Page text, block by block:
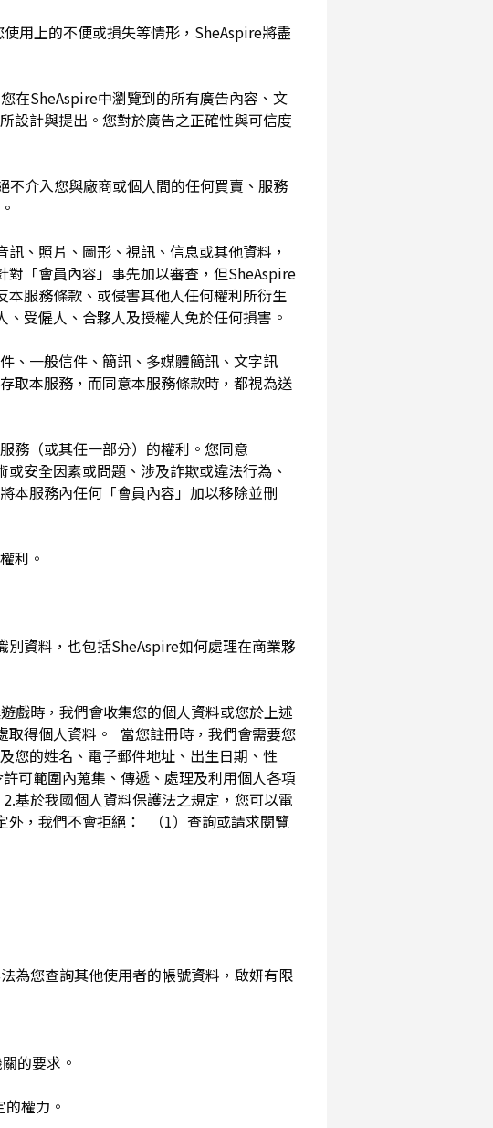
用上的不便或損失等情形，SheAspire將盡
在SheAspire中瀏覽到的所有廣告內容、文
設計與提出。您對於廣告之正確性與可信度
介入您與廠商或個人間的任何買賣、服務
、照片、圖形、視訊、信息或其他資料，
「會員內容」事先加以審查，但SheAspire
服務條款、或侵害其他人任何權利所衍生
受僱人、合夥人及授權人免於任何損害。
、一般信件、簡訊、多媒體簡訊、文字訊
取本服務，而同意本服務條款時，都視為送
務（或其任一部分）的權利。您同意
安全因素或問題、涉及詐欺或違法行為、
本服務內任何「會員內容」加以移除並刪
利。
資料，也包括SheAspire如何處理在商業夥
戲時，我們會收集您的個人資料或您於上述
取得個人資料。 當您註冊時，我們會需要您
您的姓名、電子郵件地址、出生日期、性
可範圍內蒐集、傳遞、處理及利用個人各項
基於我國個人資料保護法之規定，您可以電
外，我們不會拒絕： （1）查詢或請求閱覽
為您查詢其他使用者的帳號資料，啟妍有限
的要求。
權力。